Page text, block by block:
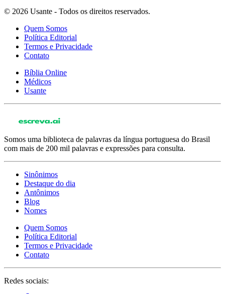
© 2026 Usante - Todos os direitos reservados.
Quem Somos
Política Editorial
Termos e Privacidade
Contato
Bíblia Online
Médicos
Usante
Somos uma biblioteca de palavras da língua portuguesa do Brasil
com mais de 200 mil palavras e expressões para consulta.
Sinônimos
Destaque do dia
Antônimos
Blog
Nomes
Quem Somos
Política Editorial
Termos e Privacidade
Contato
Redes sociais: